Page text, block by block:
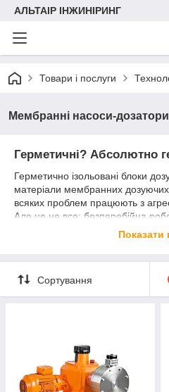
АЛЬТАІР ІНЖИНІРИНГ
Товари і послуги
Мембранні насоси-дозатори
Герметичні? Абсолютно
Герметично ізольовані блоки
матеріали мембранних
всяких проблем працюють з
Але це не все: безперебійна
техобслуговування, залежить і
Перевірена на практиці
Міцні мембрани, герметичні
харчовій промисловості. Для
рекомендуємо використовувати
ProMinent.
Показати
Сортування